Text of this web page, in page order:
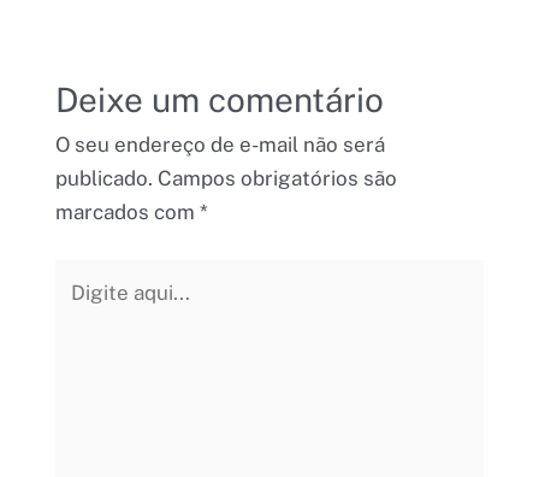
Deixe um comentário
O seu endereço de e-mail não será
publicado. Campos obrigatórios são
marcados com *
aqui...